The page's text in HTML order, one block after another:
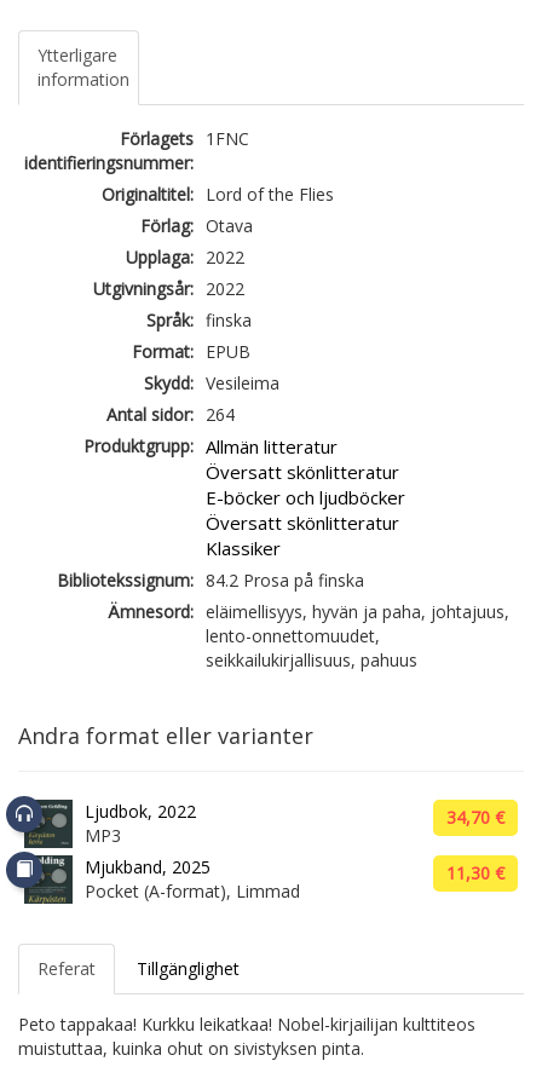
Ytterligare
information
Förlagets
identifieringsnummer:
1FNC
Originaltitel: Lord of the Flies
Förlag: Otava
Upplaga: 2022
Utgivningsår: 2022
Språk: finska
Format: EPUB
Skydd: Vesileima
Antal sidor: 264
Produktgrupp: Allmän litteratur
Översatt skönlitteratur
E-böcker och ljudböcker
Översatt skönlitteratur
Klassiker
Bibliotekssignum: 84.2 Prosa på finska
Ämnesord: eläimellisyys, hyvän ja paha, johtajuus,
lento-onnettomuudet,
seikkailukirjallisuus, pahuus
Andra format eller varianter
Ljudbok, 2022
MP3
34,70 €
Mjukband, 2025
Pocket (A-format), Limmad
11,30 €
Referat Tillgänglighet
Peto tappakaa! Kurkku leikatkaa! Nobel-kirjailijan kulttiteos
muistuttaa, kuinka ohut on sivistyksen pinta.